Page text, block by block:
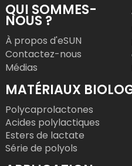
QUI SOMMES-
NOUS ?
À propos d'eSUN
Contactez-nous
Médias
MATÉRIAUX
Polycaprolactones
Acides polylactiques
Esters de lactate
Série de polyols